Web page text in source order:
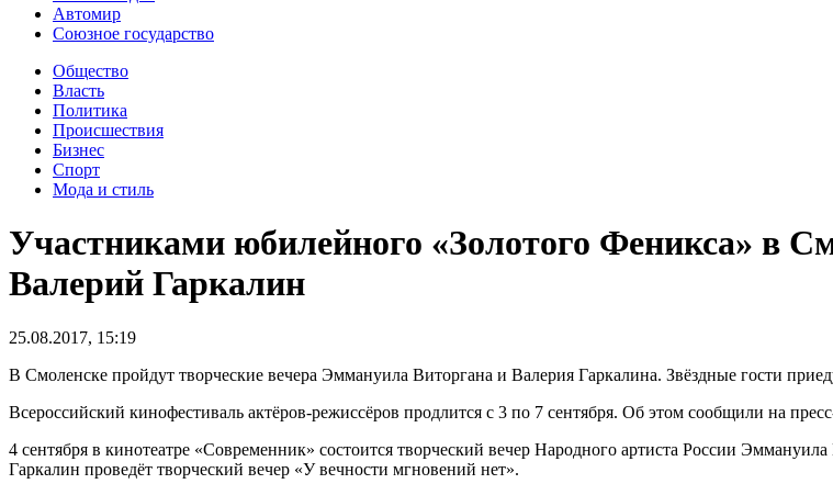
Автомир
Союзное государство
Общество
Власть
Политика
Происшествия
Бизнес
Спорт
Мода и стиль
Участниками юбилейного «Золотого Феникса» в
Валерий Гаркалин
25.08.2017, 15:19
В Смоленске пройдут творческие вечера Эммануила Виторгана и Валерия Гаркалина. Звёздные гости
Всероссийский кинофестиваль актёров-режиссёров продлится с 3 по 7 сентября. Об этом сообщили на
4 сентября в кинотеатре «Современник» состоится творческий вечер Народного артиста России
Гаркалин проведёт творческий вечер «У вечности мгновений нет».